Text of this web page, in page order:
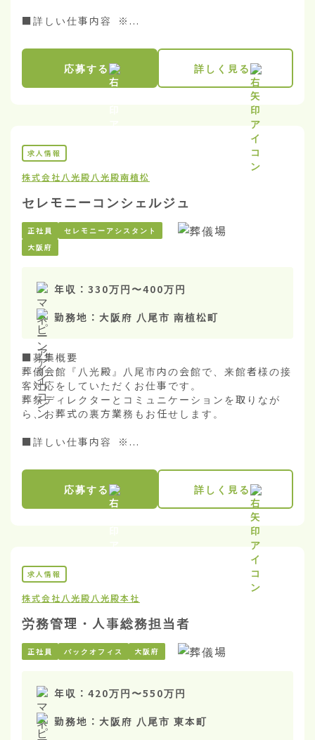
■詳しい仕事内容 ※...
応募する 詳しく見る
求人情報
株式会社八光殿 八光殿南植松
セレモニーコンシェルジュ
正社員
セレモニーアシスタント
大阪府
年収： 330万円〜400万円
勤務地： 大阪府 八尾市 南植松町
■募集概要
葬儀会館『八光殿』八尾市内の会館で、来館者様の接
客対応をしていただくお仕事です。
葬祭ディレクターとコミュニケーションを取りなが
ら、お葬式の裏方業務もお任せします。
■詳しい仕事内容 ※...
応募する 詳しく見る
求人情報
株式会社八光殿 八光殿本社
労務管理・人事総務担当者
正社員 バックオフィス 大阪府
年収： 420万円〜550万円
勤務地： 大阪府 八尾市 東本町